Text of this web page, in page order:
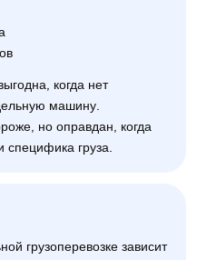
когда нет
машину.
но оправдан, когда
специфика груза.
грузоперевозке зависит